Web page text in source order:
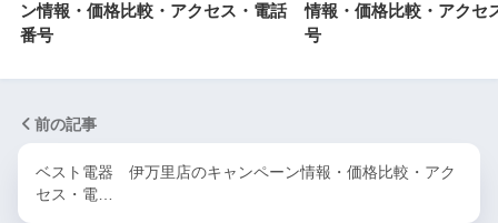
ン情報・価格比較・アクセス・電話
番号
情報・価格比較・アクセ
号
前の記事
ベスト電器 伊万里店のキャンペーン情報・価格比較・アク
セス・電…